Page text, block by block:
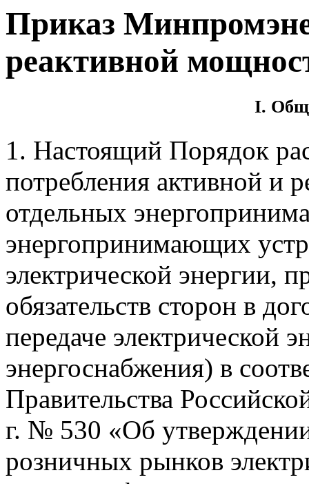
Приказ
реактивной
I.
1. Настоящий Порядок
потребления активной и
отдельных
энергопринимающих
электрической энергии,
обязательств сторон в
передаче электрической
энергоснабжения) в
Правительства
г. № 530 «Об
розничных рынков